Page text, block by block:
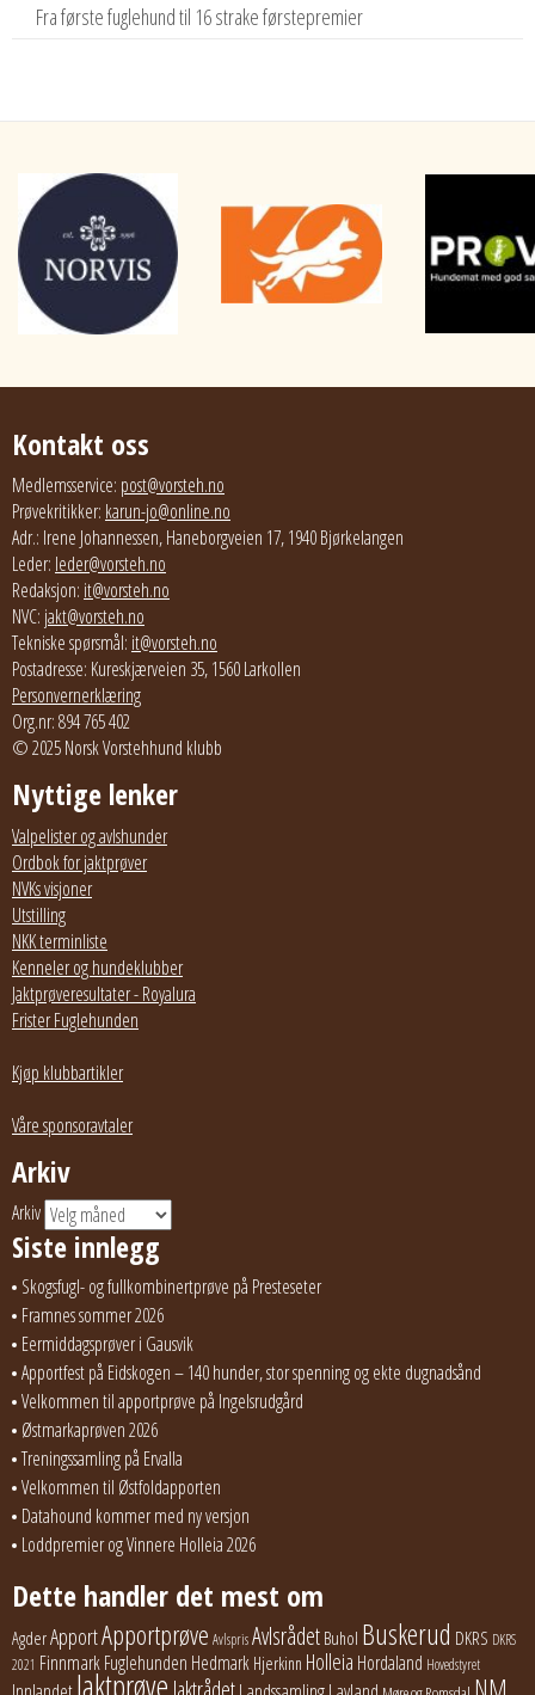
Fra første fuglehund til 16 strake førstepremier
Kontakt oss
Medlemsservice: post@vorsteh.no
Prøvekritikker: karun-jo@online.no
Adr.: Irene Johannessen, Haneborgveien 17, 1940 Bjørkelangen
Leder: leder@vorsteh.no
Redaksjon: it@vorsteh.no
NVC: jakt@vorsteh.no
Tekniske spørsmål: it@vorsteh.no
Postadresse: Kureskjærveien 35, 1560 Larkollen
Personvernerklæring
Org.nr: 894 765 402
© 2025 Norsk Vorstehhund klubb
Nyttige lenker
Valpelister og avlshunder
Ordbok for jaktprøver
NVKs visjoner
Utstilling
NKK terminliste
Kenneler og hundeklubber
Jaktprøveresultater - Royalura
Frister Fuglehunden
Kjøp klubbartikler
Våre sponsoravtaler
Arkiv
Arkiv
Siste innlegg
Skogsfugl- og fullkombinertprøve på Presteseter
Framnes sommer 2026
Eermiddagsprøver i Gausvik
Apportfest på Eidskogen – 140 hunder, stor spenning og ekte dugnadsånd
Velkommen til apportprøve på Ingelsrudgård
Østmarkaprøven 2026
Treningssamling på Ervalla
Velkommen til Østfoldapporten
Datahound kommer med ny versjon
Loddpremier og Vinnere Holleia 2026
Dette handler det mest om
AgderApportApportprøve AvlsprisAvlsrådet Buhol Buskerud DKRS DKRS
2021 FinnmarkFuglehunden Hedmark Hjerkinn Holleia Hordaland Hovedstyret